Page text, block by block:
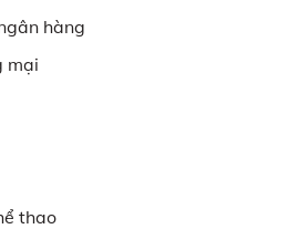
hàng
mại
thao